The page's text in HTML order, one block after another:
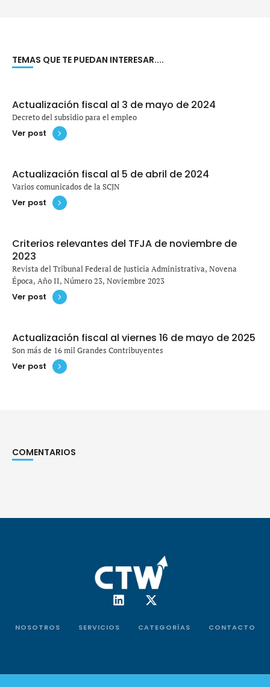
TEMAS QUE TE PUEDAN INTERESAR....
Actualización fiscal al 3 de mayo de 2024
Decreto del subsidio para el empleo
Ver post
Actualización fiscal al 5 de abril de 2024
Varios comunicados de la SCJN
Ver post
Criterios relevantes del TFJA de noviembre de
2023
Revista del Tribunal Federal de Justicia Administrativa, Novena
Época, Año II, Número 23, Noviembre 2023
Ver post
Actualización fiscal al viernes 16 de mayo de 2025
Son más de 16 mil Grandes Contribuyentes
Ver post
COMENTARIOS
NOSOTROS SERVICIOS CATEGORÍAS CONTACTO